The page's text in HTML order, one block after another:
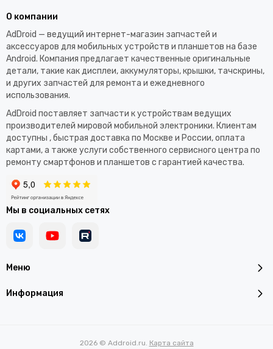
Меню
Информация
О компании
AdDroid — ведущий интернет-магазин запчастей и
аксессуаров для мобильных устройств и планшетов на базе
Android. Компания предлагает качественные оригинальные
детали, такие как дисплеи, аккумуляторы, крышки, тачскрины,
и других запчастей для ремонта и ежедневного
использования.​
AdDroid поставляет запчасти к устройствам ведущих
производителей мировой мобильной электроники. Клиентам
доступны , быстрая доставка по Москве и России, оплата
картами, а также услуги собственного сервисного центра по
ремонту смартфонов и планшетов с гарантией качества.
Мы в социальных сетях
2026 © Addroid.ru. Карта сайта